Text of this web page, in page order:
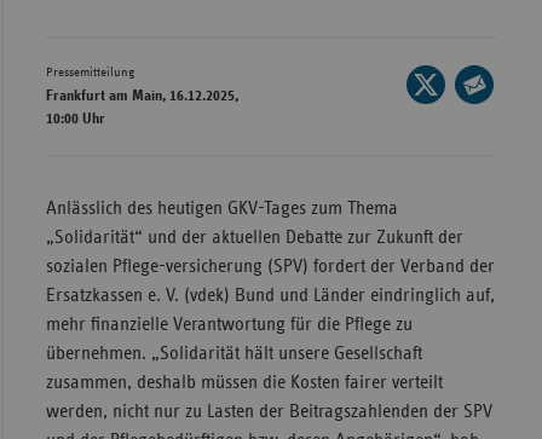
Pressemitteilung
Frankfurt am Main, 16.12.2025,
10:00 Uhr
Seite
auf
Anlässlich des heutigen GKV-Tages zum Thema
„Solidarität“ und der aktuellen Debatte zur Zukunft der
sozialen Pflege-versicherung (SPV) fordert der Verband der
Ersatzkassen e. V. (vdek) Bund und Länder eindringlich auf,
mehr finanzielle Verantwortung für die Pflege zu
übernehmen. „Solidarität hält unsere Gesellschaft
zusammen, deshalb müssen die Kosten fairer verteilt
werden, nicht nur zu Lasten der Beitragszahlenden der SPV